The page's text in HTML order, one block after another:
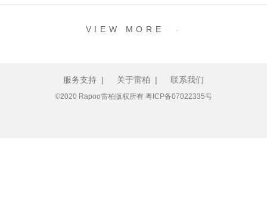
VIEW MORE
服务支持 | 关于雷柏 | 联系我们
©2020 Rapoo雷柏版权所有 粤ICP备07022335号